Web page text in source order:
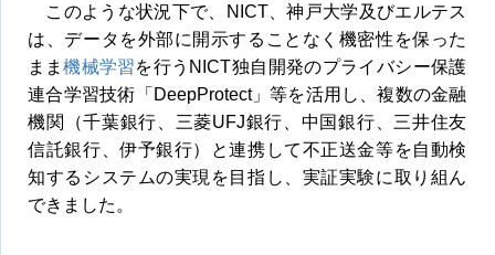
このような状況下で、NICT、神戸大学及びエルテス
は、データを外部に開示することなく機密性を保った
まま機械学習を行うNICT独自開発のプライバシー保護
連合学習技術「DeepProtect」等を活用し、複数の金融
機関（千葉銀行、三菱UFJ銀行、中国銀行、三井住友
信託銀行、伊予銀行）と連携して不正送金等を自動検
知するシステムの実現を目指し、実証実験に取り組ん
できました。